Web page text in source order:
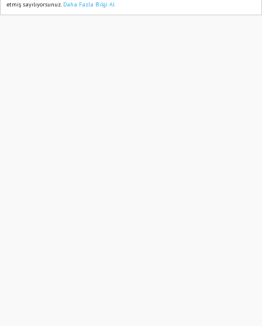
etmiş sayılıyorsunuz. Daha Fazla Bilgi Al
Güncelleme:03 Temmuz, 2026, Cuma 12:58
Ana Sayfa Web TV